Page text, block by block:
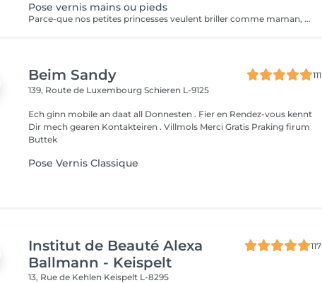
Pose vernis mains ou pieds
Parce-que nos petites princesses veulent briller comme maman, optez pour une petite pose vernis couleur ou paillettes Addict de produits naturels et sans dangers, vous pourrez opter pour la gamme de vernis Bio. Les vernis à ongles bio ne contiennent pas de paraben, ni de toluène, pas de formol et encore moins de colophane. Non seulement, ils ont une tenue, une brillance et un séchage irréprochables, mais ils protègent la planète ainsi que notre santé.
Beim Sandy
111
139, Route de LuxembourgSchieren L-9125
Ech ginn mobile an daat all Donnesten . Fier en Rendez-vous kennt
Dir mech gearen Kontakteiren . Villmols Merci Gratis Praking firum
Buttek
Pose Vernis Classique
Institut de Beauté Alexa
Ballmann - Keispelt
117
13, Rue de Kehlen Keispelt L-8295